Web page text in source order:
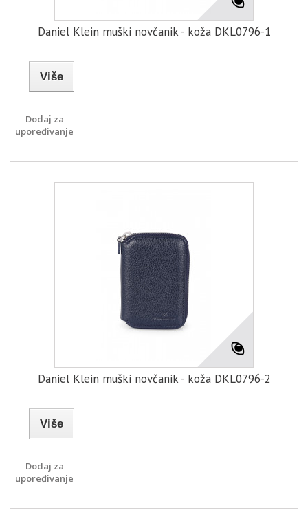
Daniel Klein muški novčanik - koža DKL0796-1
Više
Dodaj za
upoređivanje
Daniel Klein muški novčanik - koža DKL0796-2
Više
Dodaj za
upoređivanje